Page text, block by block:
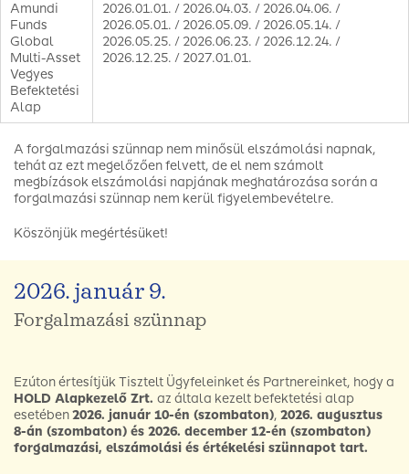
Amundi
Funds
Global
Multi-Asset
Vegyes
Befektetési
Alap
2026.01.01. / 2026.04.03. / 2026.04.06. /
2026.05.01. / 2026.05.09. / 2026.05.14. /
2026.05.25. / 2026.06.23. / 2026.12.24. /
2026.12.25. / 2027.01.01.
A forgalmazási szünnap nem minősül elszámolási napnak,
tehát az ezt megelőzően felvett, de el nem számolt
megbízások elszámolási napjának meghatározása során a
forgalmazási szünnap nem kerül figyelembevételre.
Köszönjük megértésüket!
2026. január 9.
Forgalmazási szünnap
Ezúton értesítjük Tisztelt Ügyfeleinket és Partnereinket, hogy a
HOLD Alapkezelő Zrt. az általa kezelt befektetési alap
esetében2026. január 10-én (szombaton), 2026. augusztus
8-án (szombaton) és 2026. december 12-én (szombaton)
forgalmazási, elszámolási és értékelési szünnapot tart.